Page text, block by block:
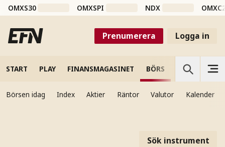
OMXS30 OMXSPI NDX
Prenumerera Logga in
START PLAY FINANSMAGASINET BÖRS VETENSKAP
Börsen idag Index Aktier Räntor Valutor Kalender
Sök instrument